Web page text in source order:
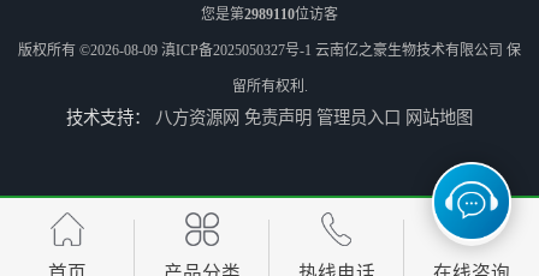
上门服务 楚雄森林灭跳蚤批发 商店灭跳蚤厂商
您是第2989110位访客
版权所有 ©2026-08-09 滇ICP备2025050327号-1 云南亿之豪生物技术有限公司 保
留所有权利.
技术支持： 八方资源网 免责声明 管理员入口 网站地图